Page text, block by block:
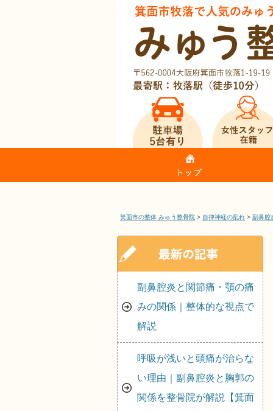
箕面市牧落で人気のみゅう整骨院
箕面市の整体 みゅう整骨院 > 自律神経の乱れ > 副鼻腔
副鼻腔炎と関節痛・顎の痛
みの関係｜整体的な視点で
解説
呼吸が浅いと頭痛が治らな
い理由｜副鼻腔炎と胸郭の
関係を整骨院が解説【箕面